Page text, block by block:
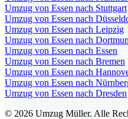
Umzug von Essen nach Stuttgart
Umzug von Essen nach
Umzug von Essen nach Leipzig
Umzug von Essen nach
Umzug von Essen nach Essen
Umzug von Essen nach Bremen
Umzug von Essen nach
Umzug von Essen nach
Umzug von Essen nach Dresden
© 2026 Umzug Müller. Alle